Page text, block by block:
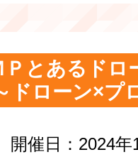
Ｐとあるドロ
ドローン×プ
開催日：2024年